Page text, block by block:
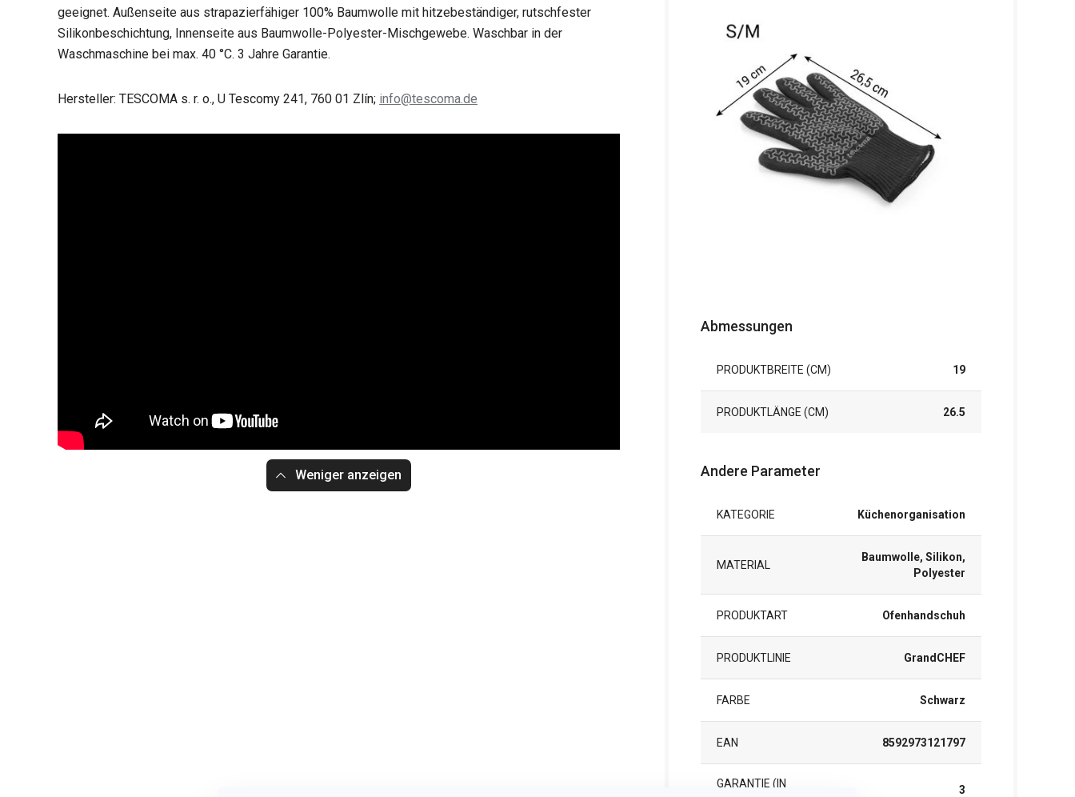
geeignet. Außenseite aus strapazierfähiger 100% Baumwolle mit hitzebeständiger, rutschfester
Silikonbeschichtung, Innenseite aus Baumwolle-Polyester-Mischgewebe. Waschbar in der
Waschmaschine bei max. 40 °C. 3 Jahre Garantie.
Hersteller: TESCOMA s. r. o., U Tescomy 241, 760 01 Zlín; info@tescoma.de
Weniger anzeigen
Abmessungen
PRODUKTBREITE (CM) 19
PRODUKTLÄNGE (CM) 26.5
Andere Parameter
KATEGORIE Küchenorganisation
MATERIAL
Baumwolle, Silikon,
Polyester
PRODUKTART Ofenhandschuh
PRODUKTLINIE GrandCHEF
FARBE Schwarz
EAN 8592973121797
GARANTIE (IN
3